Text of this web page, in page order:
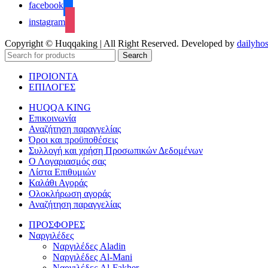
facebook
instagram
Copyright © Huqqaking | All Right Reserved. Developed by
Search
ΠΡΟΙΟΝΤΑ
ΕΠΙΛΟΓΕΣ
HUQQA KING
Επικοινωνία
Αναζήτηση παραγγελίας
Όροι και προϋποθέσεις
Συλλογή και χρήση Προσωπικών Δεδομένων
Ο Λογαριασμός σας
Λίστα Επιθυμιών
Καλάθι Αγοράς
Ολοκλήρωση αγοράς
Αναζήτηση παραγγελίας
ΠΡΟΣΦΟΡΕΣ
Ναργιλέδες
Ναργιλέδες Aladin
Ναργιλέδες Al-Mani